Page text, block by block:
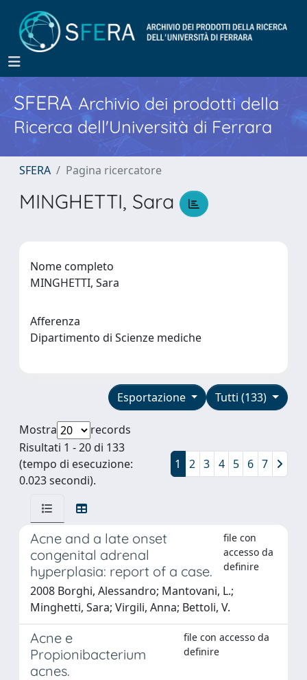
SFERA Archivio dei prodotti della
Ricerca dell'Università di Ferrara
SFERA Pagina ricercatore
MINGHETTI, Sara
Nome completo
MINGHETTI, Sara
Afferenza
Dipartimento di Scienze mediche
Tutti (133)
Esportazione
Mostra
records
Risultati 1 - 20 di 133
(tempo di esecuzione:
0.023 secondi).
1 2 3 4 5 6 7
Acne and a late onset
congenital adrenal
hyperplasia: report of a case.
file con
accesso da
definire
2008 Borghi, Alessandro; Mantovani, L.;
Minghetti, Sara; Virgili, Anna; Bettoli, V.
Acne e
Propionibacterium
acnes.
file con accesso da
definire